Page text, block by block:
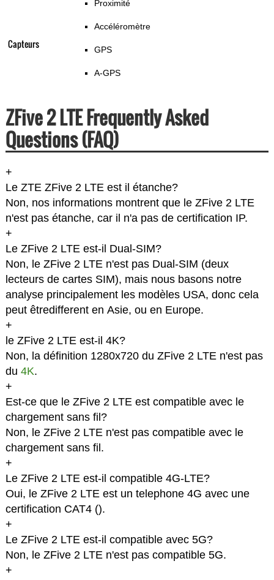
Capteurs
Proximité
Accéléromètre
GPS
A-GPS
ZFive 2 LTE Frequently Asked
Questions (FAQ)
+
Le ZTE ZFive 2 LTE est il étanche?
Non, nos informations montrent que le ZFive 2 LTE
n'est pas étanche, car il n'a pas de certification IP.
+
Le ZFive 2 LTE est-il Dual-SIM?
Non, le ZFive 2 LTE n'est pas Dual-SIM (deux
lecteurs de cartes SIM), mais nous basons notre
analyse principalement les modèles USA, donc cela
peut êtredifferent en Asie, ou en Europe.
+
le ZFive 2 LTE est-il 4K?
Non, la définition 1280x720 du ZFive 2 LTE n'est pas
du 4K.
+
Est-ce que le ZFive 2 LTE est compatible avec le
chargement sans fil?
Non, le ZFive 2 LTE n'est pas compatible avec le
chargement sans fil.
+
Le ZFive 2 LTE est-il compatible 4G-LTE?
Oui, le ZFive 2 LTE est un telephone 4G avec une
certification CAT4 ().
+
Le ZFive 2 LTE est-il compatible avec 5G?
Non, le ZFive 2 LTE n'est pas compatible 5G.
+